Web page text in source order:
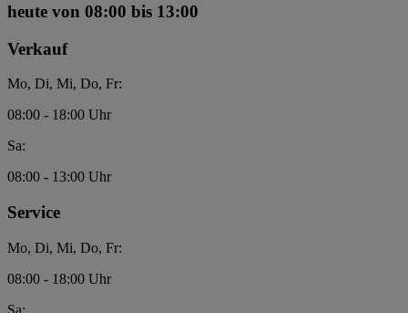
heute von 08:00 bis 13:00
Verkauf
Mo, Di, Mi, Do, Fr:
08:00 - 18:00 Uhr
Sa:
08:00 - 13:00 Uhr
Service
Mo, Di, Mi, Do, Fr:
08:00 - 18:00 Uhr
Sa: